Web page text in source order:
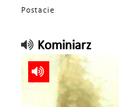
Postacie
Kominiarz